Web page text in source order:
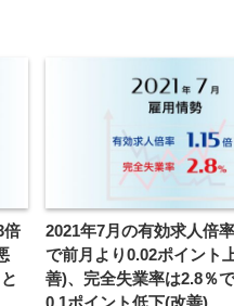
倍
2021年7月の有効求人倍
で前月より0.02ポイント
善)、完全失業率は2.8％
0.1ポイント低下(改善)